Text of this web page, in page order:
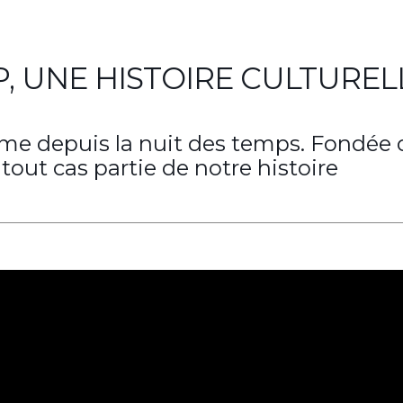
UNE HISTOIRE
depuis la nuit des temps. Fondée
cas partie de notre histoire